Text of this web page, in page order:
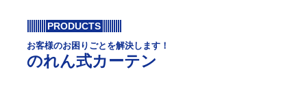
PRODUCTS
お客様のお困りごとを解決します！
のれん式カーテン